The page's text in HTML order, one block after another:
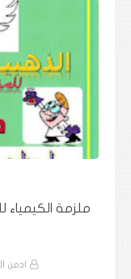
ملزمة تاريخ
ادمن